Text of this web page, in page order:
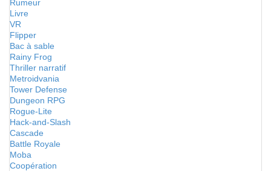
Rumeur
Livre
VR
Flipper
Bac à sable
Rainy Frog
Thriller narratif
Metroidvania
Tower Defense
Dungeon RPG
Rogue-Lite
Hack-and-Slash
Cascade
Battle Royale
Moba
Coopération